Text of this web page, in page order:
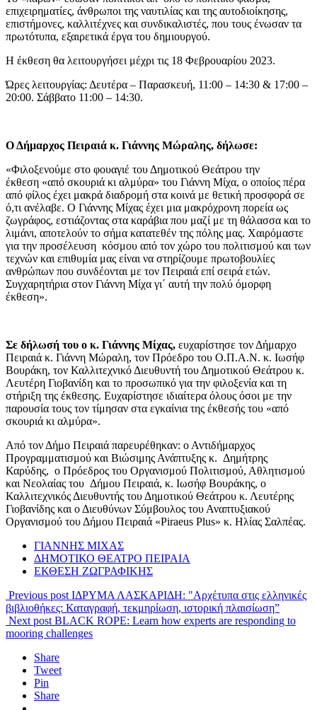
επιχειρηματίες, άνθρωποι της ναυτιλίας και της αυτοδιοίκησης,
επιστήμονες, καλλιτέχνες και συνδικαλιστές, που τους ένωσαν τα
πρωτότυπα, εξαιρετικά έργα του δημιουργού.
Η έκθεση θα λειτουργήσει μέχρι τις 18 Φεβρουαρίου 2023.
Ώρες λειτουργίας: Δευτέρα – Παρασκευή, 11:00 – 14:30 & 17:00 –
20:00. Σάββατο 11:00 – 14:30.
Ο Δήμαρχος Πειραιά κ. Γιάννης Μώραλης, δήλωσε:
«Φιλοξενούμε στο φουαγιέ του Δημοτικού Θεάτρου την
έκθεση «από σκουριά κι αλμύρα» του Γιάννη Μίχα, ο οποίος πέρα
από φίλος έχει μακρά διαδρομή στα κοινά με θετική προσφορά σε
ό,τι ανέλαβε. Ο Γιάννης Μίχας έχει μια μακρόχρονη πορεία ως
ζωγράφος, εστιάζοντας στα καράβια που μαζί με τη θάλασσα και το
λιμάνι, αποτελούν το σήμα κατατεθέν της πόλης μας. Χαιρόμαστε
για την προσέλευση κόσμου από τον χώρο του πολιτισμού και των
τεχνών και επιθυμία μας είναι να στηρίζουμε πρωτοβουλίες
ανθρώπων που συνδέονται με τον Πειραιά επί σειρά ετών.
Συγχαρητήρια στον Γιάννη Μίχα γι΄ αυτή την πολύ όμορφη
έκθεση».
Σε δήλωσή του ο κ. Γιάννης Μίχας, ευχαρίστησε τον Δήμαρχο
Πειραιά κ. Γιάννη Μώραλη, τον Πρόεδρο του Ο.Π.Α.Ν. κ. Ιωσήφ
Βουράκη, τον Καλλιτεχνικό Διευθυντή του Δημοτικού Θεάτρου κ.
Λευτέρη Γιοβανίδη και το προσωπικό για την φιλοξενία και τη
στήριξη της έκθεσης. Ευχαρίστησε ιδιαίτερα όλους όσοι με την
παρουσία τους τον τίμησαν στα εγκαίνια της έκθεσής του «από
σκουριά κι αλμύρα».
Από τον Δήμο Πειραιά παρευρέθηκαν: ο Αντιδήμαρχος
Προγραμματισμού και Βιώσιμης Ανάπτυξης κ. Δημήτρης
Καρύδης, ο Πρόεδρος του Οργανισμού Πολιτισμού, Αθλητισμού
και Νεολαίας του Δήμου Πειραιά, κ. Ιωσήφ Βουράκης, ο
Καλλιτεχνικός Διευθυντής του Δημοτικού Θεάτρου κ. Λευτέρης
Γιοβανίδης και ο Διευθύνων Σύμβουλος του Αναπτυξιακού
Οργανισμού του Δήμου Πειραιά «Piraeus Plus» κ. Ηλίας Σαλπέας.
ΓΙΑΝΝΗΣ ΜΙΧΑΣ
ΔΗΜΟΤΙΚΟ ΘΕΑΤΡΟ ΠΕΙΡΑΙΑ
ΕΚΘΕΣΗ ΖΩΓΡΑΦΙΚΗΣ
Previous post ΙΔΡΥΜΑ ΛΑΣΚΑΡΙΔΗ: "Αρχέτυπα στις ελληνικές
βιβλιοθήκες: Καταγραφή, τεκμηρίωση, ιστορική πλαισίωση”
Next post BLACK ROPE: Learn how experts are responding to
mooring challenges
Share
Tweet
Pin
Share